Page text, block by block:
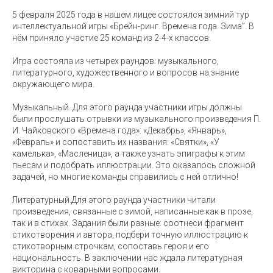
5 февраля 2025 года в нашем лицее состоялся зимний тур
интеллектуальной игры «Брейн-ринг. Времена года. Зима”. В
нём приняло участие 25 команд из 2-4-х классов.
Игра состояла из четырех раундов: музыкального,
литературного, художественного и вопросов на знание
окружающего мира.
Музыкальный. Для этого раунда участники игры должны
были прослушать отрывки из музыкального произведения П.
И. Чайковского «Времена года»: «Декабрь», «Январь»,
«Февраль» и сопоставить их названия: «Святки», «У
камелька», «Масленица», а также узнать эпиграфы к этим
пьесам и подобрать иллюстрации. Это оказалось сложной
задачей, но многие команды справились с ней отлично!
Литературный.Для этого раунда участники читали
произведения, связанные с зимой, написанные как в прозе,
так и в стихах. Задания были разные: соотнеси фрагмент
стихотворения и автора, подбери точную иллюстрацию к
стихотворным строчкам, сопоставь героя и его
национальность. В заключении нас ждала литературная
викторина с коварными вопросами.